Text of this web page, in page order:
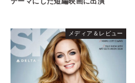
メディア＆レビュー